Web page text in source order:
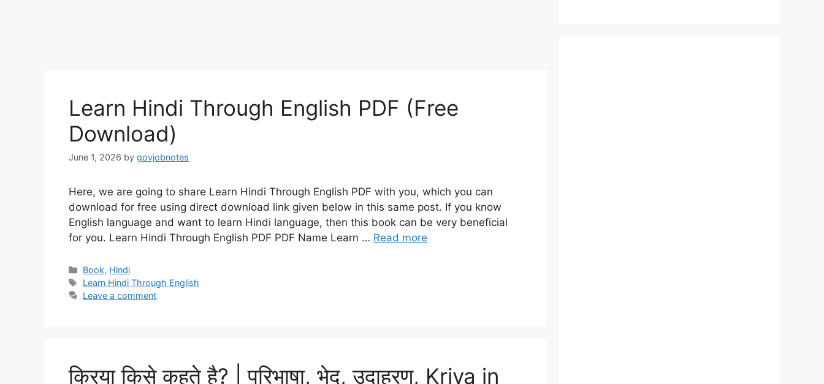
Learn Hindi Through English PDF (Free
Download)
June 1, 2026 by govjobnotes
Here, we are going to share Learn Hindi Through English PDF with you, which you can
download for free using direct download link given below in this same post. If you know
English language and want to learn Hindi language, then this book can be very beneficial
for you. Learn Hindi Through English PDF PDF Name Learn … Read more
Categories
Book, Hindi
Tags
Learn Hindi Through English
Leave a comment
क्रिया किसे कहते है? | परिभाषा, भेद, उदाहरण, Kriya in